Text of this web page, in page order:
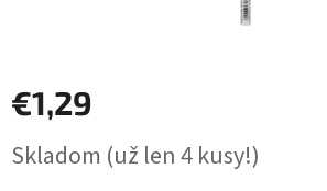
€1,29
cena:
Skladom (už len 4 kusy!)